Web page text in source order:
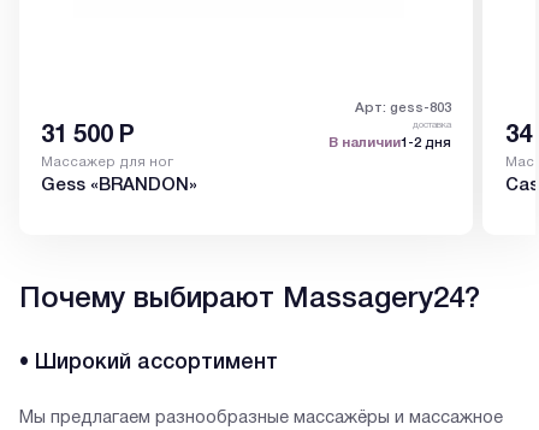
Арт: gess-803
31 500 Р доставка
В наличии1-2 дня
Массажер для ног
Gess «BRANDON»
34
Почему выбирают Massagery24?
• Широкий ассортимент
Мы предлагаем разнообразные массажёры и массажное